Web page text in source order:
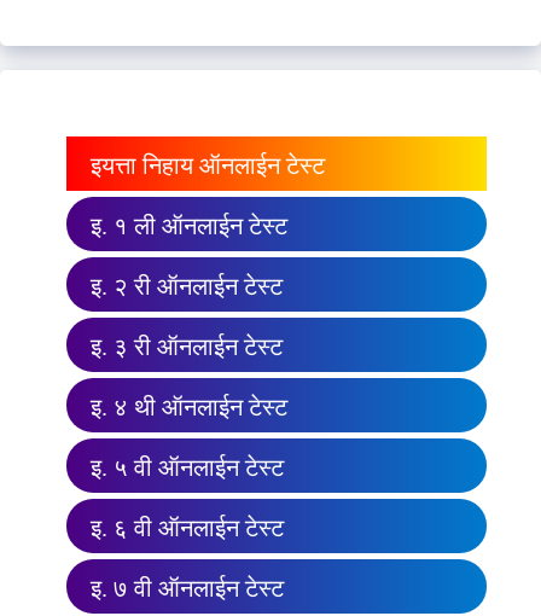
इयत्ता निहाय ऑनलाईन टेस्ट
इ. १ ली ऑनलाईन टेस्ट
इ. २ री ऑनलाईन टेस्ट
इ. ३ री ऑनलाईन टेस्ट
इ. ४ थी ऑनलाईन टेस्ट
इ. ५ वी ऑनलाईन टेस्ट
इ. ६ वी ऑनलाईन टेस्ट
इ. ७ वी ऑनलाईन टेस्ट